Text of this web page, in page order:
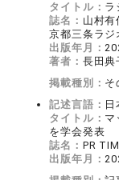
タイトル： ラ
誌名： 山村
京都三条ラジ
出版年月：
著者： 長田典
掲載種別： そ
記述言語： 日
タイトル： マ
を学会発表
誌名： PR
出版年月：